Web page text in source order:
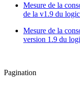
Mesure de la
de la v1.9 du
Mesure de la
version 1.9 du
Pagination